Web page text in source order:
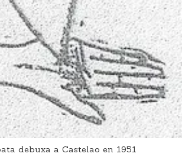
debuxa a Castelao en 1951